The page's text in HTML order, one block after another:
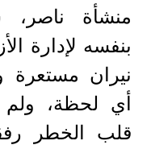
منشأة ناصر،
بنفسه لإدارة
نيران
أي لحظة،
قلب الخطر